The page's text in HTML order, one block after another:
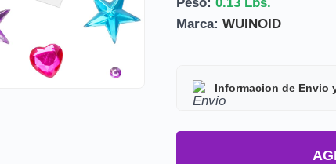
Marca: WUINOID
Informacion de Envio
Tipo de producto:
Tiempo de entrega: